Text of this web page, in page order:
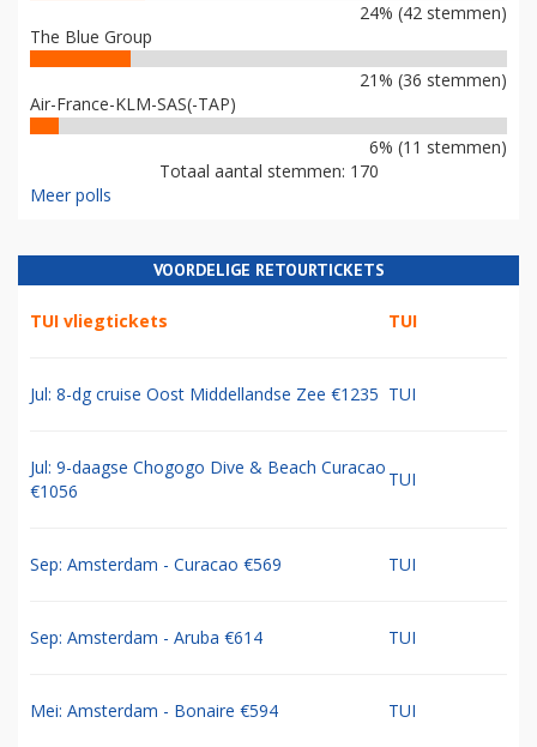
24% (42 stemmen)
The Blue Group
21% (36 stemmen)
Air-France-KLM-SAS(-TAP)
6% (11 stemmen)
Totaal aantal stemmen: 170
Meer polls
VOORDELIGE RETOURTICKETS
TUI vliegtickets TUI
Jul: 8-dg cruise Oost Middellandse Zee €1235 TUI
Jul: 9-daagse Chogogo Dive & Beach Curacao
€1056
TUI
Sep: Amsterdam - Curacao €569 TUI
Sep: Amsterdam - Aruba €614 TUI
Mei: Amsterdam - Bonaire €594 TUI